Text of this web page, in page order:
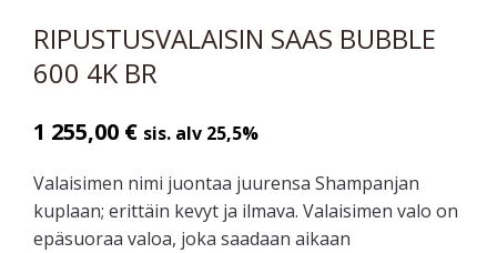
RIPUSTUSVALAISIN SAAS BUBBLE
600 4K BR
1 255,00 € sis. alv 25,5%
Valaisimen nimi juontaa juurensa Shampanjan
kuplaan; erittäin kevyt ja ilmava. Valaisimen valo on
epäsuoraa valoa, joka saadaan aikaan